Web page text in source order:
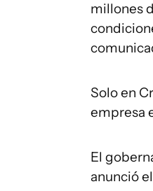
millones
Solo en
empresa
El
anunció